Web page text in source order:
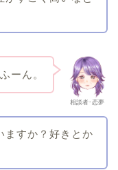
相談者･恋夢
ふーん。
ますか？好きとか